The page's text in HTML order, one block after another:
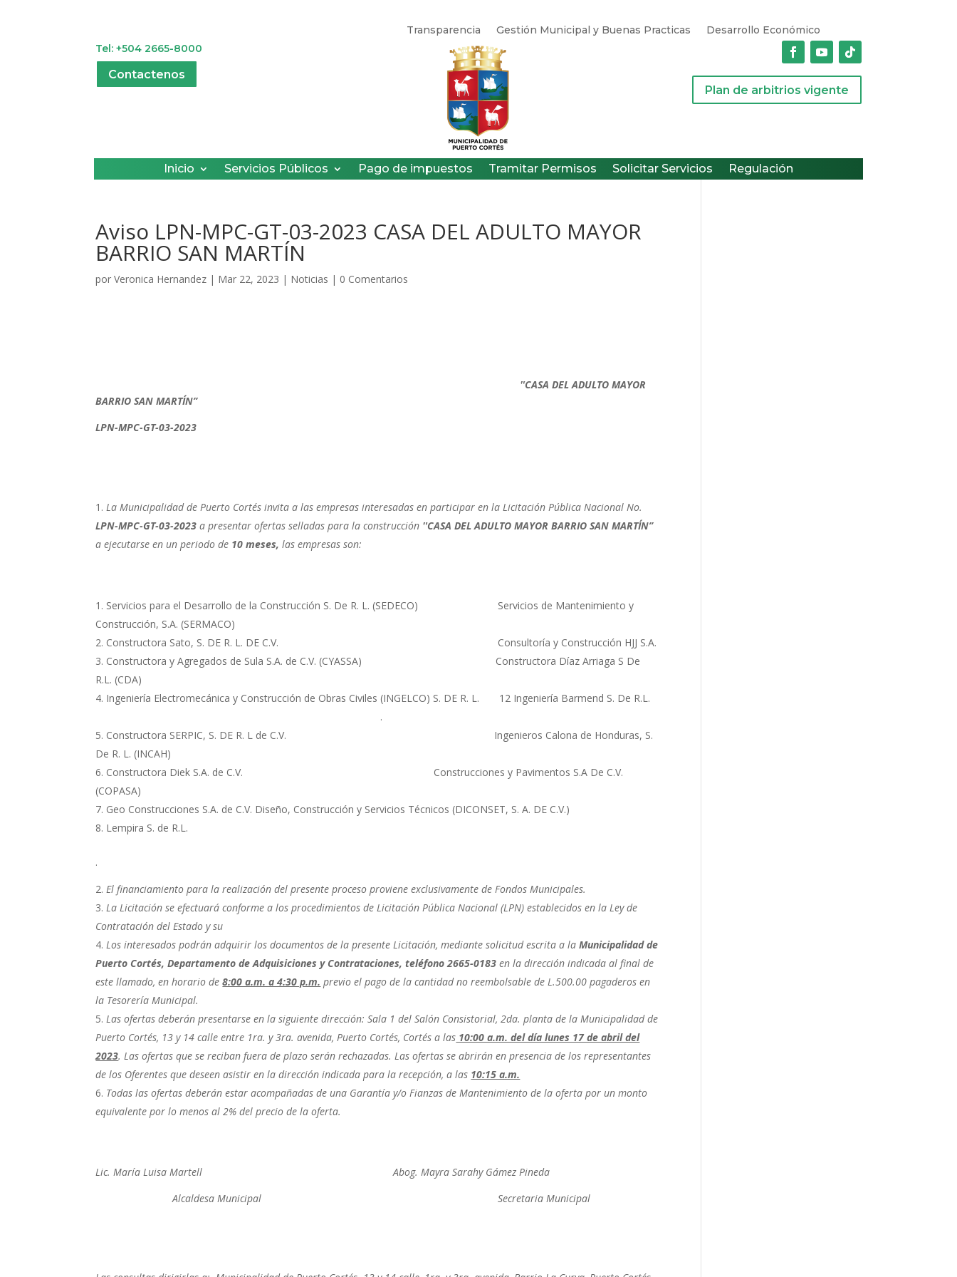
Transparencia Gestión Municipal y Buenas Practicas
Desarrollo Económico
Tel: +504 2665-8000
Contactenos
Plan de arbitrios vigente
Inicio Servicios Públicos Pago de impuestos Tramitar Permisos Solicitar Servicios Regulación
Aviso LPN-MPC-GT-03-2023 CASA DEL ADULTO MAYOR
BARRIO SAN MARTÍN
porVeronica Hernandez | Mar 22, 2023 | Noticias | 0 Comentarios
‟CASA DEL ADULTO MAYOR
BARRIO SAN MARTÍN”
LPN-MPC-GT-03-2023
La Municipalidad de Puerto Cortés invita a las empresas interesadas en participar en la Licitación Pública Nacional No.
LPN-MPC-GT-03-2023a presentar ofertas selladas para la construcción ‟CASA DEL ADULTO MAYOR BARRIO SAN MARTÍN”
a ejecutarse en un periodo de 10 meses, las empresas son:
Servicios para el Desarrollo de la Construcción S. De R. L. (SEDECO) Servicios de Mantenimiento y
Construcción, S.A. (SERMACO)
Constructora Sato, S. DE R. L. DE C.V. Consultoría y Construcción HJJ S.A.
Constructora y Agregados de Sula S.A. de C.V. (CYASSA) Constructora Díaz Arriaga S De
R.L. (CDA)
Ingeniería Electromecánica y Construcción de Obras Civiles (INGELCO) S. DE R. L. 12 Ingeniería Barmend S. De R.L.
.
Constructora SERPIC, S. DE R. L de C.V. Ingenieros Calona de Honduras, S.
De R. L. (INCAH)
Constructora Diek S.A. de C.V. Construcciones y Pavimentos S.A De C.V.
(COPASA)
Geo Construcciones S.A. de C.V. Diseño, Construcción y Servicios Técnicos (DICONSET, S. A. DE C.V.)
Lempira S. de R.L.
.
El financiamiento para la realización del presente proceso proviene exclusivamente de Fondos Municipales.
La Licitación se efectuará conforme a los procedimientos de Licitación Pública Nacional (LPN) establecidos en la Ley de
Contratación del Estado y su
Los interesados podrán adquirir los documentos de la presente Licitación, mediante solicitud escrita a laMunicipalidad de
Puerto Cortés, Departamento de Adquisiciones y Contrataciones, teléfono 2665-0183 en la dirección indicada al final de
este llamado, en horario de8:00 a.m. a 4:30 p.m. previo el pago de la cantidad no reembolsable de L.500.00 pagaderos en
la Tesorería Municipal.
Las ofertas deberán presentarse en la siguiente dirección:Sala 1 del Salón Consistorial, 2da. planta de la Municipalidad de
Puerto Cortés, 13 y 14 calle entre 1ra. y 3ra. avenida, Puerto Cortés, Cortés a las 10:00 a.m. del día lunes 17 de abril del
2023. Las ofertas que se reciban fuera de plazo serán rechazadas. Las ofertas se abrirán en presencia de los representantes
de los Oferentes que deseen asistir en la dirección indicada para la recepción, a las 10:15 a.m.
Todas las ofertas deberán estar acompañadas de una Garantía y/o Fianzas de Mantenimiento de la oferta por un monto
equivalente por lo menos al 2% del precio de la oferta.
Lic. María Luisa Martell Abog. Mayra Sarahy Gámez Pineda
Alcaldesa Municipal Secretaria Municipal